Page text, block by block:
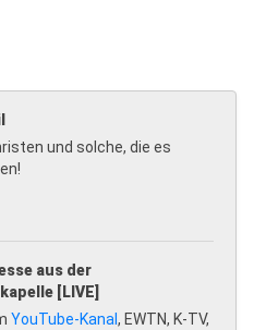
und solche, die es
aus der
[LIVE]
YouTube-Kanal, EWTN, K-TV,